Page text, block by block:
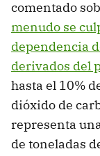
comentado
menudo se
dependencia
derivados del
hasta el 10%
dióxido de
representa
de toneladas